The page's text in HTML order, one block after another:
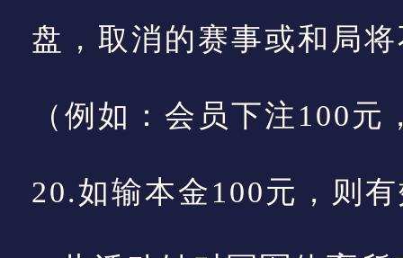
盘，取消的赛事或和局
（例如：会员下注100
20.如输本金100元，则